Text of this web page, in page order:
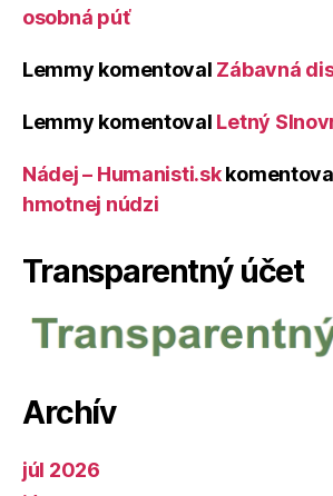
osobná púť
Lemmy komentoval Zábavná
Lemmy komentoval Letný
Nádej – Humanisti.sk
hmotnej núdzi
Transparentný účet
Archív
júl 2026